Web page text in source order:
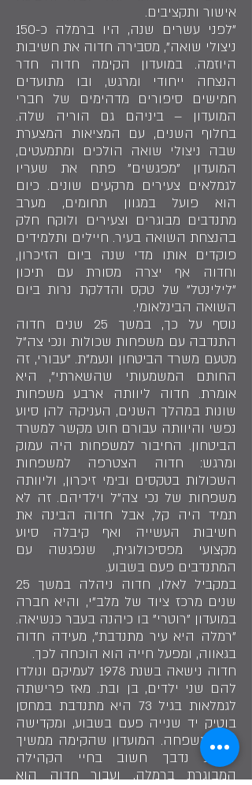
אישור ותקציבים.
"לפני עשרים שנה, היו ברמלה כ-150
ניצולי שואה", מסבירה חדוה את חשיבות
היוזמה. במועדון הקימה חדוה חדר
הנצחה ייחודי ומרגש, ובו מתועדים
חמישים סיפורים מדהימים של חברי
המועדון – ביניהם גם הוריה שלה.
בחלוף השנים, עם המציאות המצערת
שבה ניצולי שואה הולכים ומתמעטים,
המועדון "מפגשים" פתח את שעריו
לגמלאים צעירים מרקעים שונים. כיום
הוא פועל במגוון תחומים, מערב
מתנדבים מבוגרים וצעירים ולוקח חלק
בהנצחת השואה בעיר. חיילים ותלמידים
פוקדים אותו מדי שנה ביום הזיכרון,
וחדוה אף יצרה מסורת עם תיכון
"לילינטל" של טקס והדלקת נרות ביום
השואה הבינלאומי.
נוסף על כך, במשך 25 שנים חדוה
התנדבה עם משפחות שכולות ונכי צה"ל
מטעם משרד הביטחון ונעמ"ת. "עבורי, זה
החותם המשמעותי שהשארתי", היא
אומרת. חדוה ליוותה ארבע משפחות
שונות במהלך השנים, העניקה להן סיוע
נפשי והיוותה עבורם חוט מקשר למשרד
הביטחון. החיבור למשפחות היה עמוק
ומרגש: חדוה הצטרפה למשפחות
השכולות בטקסים ובימי זיכרון, וליוותה
משפחות של נכי צה"ל וילדיהם. זה לא
תמיד היה קל, אבל חדוה הבינה את
חשיבות העשייה ואף קיבלה סיוע
מקצועי מפסיכולוגית, שנפגשה עם
המתנדבים פעם בשבוע.
במקביל לאלו, חדוה ניהלה במשך 25
שנים מרכז ציוד של מלב"י, והיא חברה
במועדון "רוטרי" בו כיהנה בעבר כנשיאה.
"רמלה היא עיר מתנדבת", מעידה חדוה
בגאווה, ומפעל חייה הוא הוכחה לכך.
חדוה נישאה בשנת 1978 לעמיקם ונולדו
להם שני ילדים, בן ובת. מאז פרישתה
לגמלאות בגיל 73 היא מתנדבת במחסן
בוטיק יד שנייה פעם בשבוע, ומקדישה
זמן למשפחה. המועדון שהקימה ממשיך
להוות נדבך חשוב בחיי הקהילה
המבוגרת ברמלה, ועבור חדוה הוא